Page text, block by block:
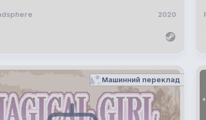
2020
Машинний переклад